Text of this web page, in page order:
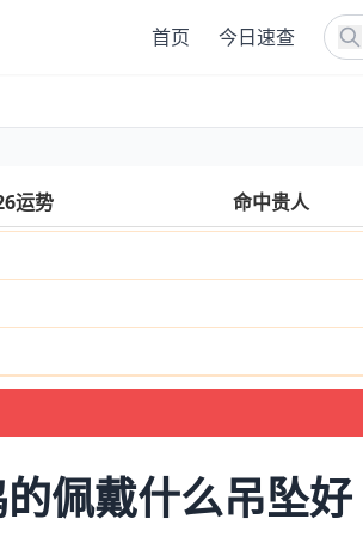
首页 今日速查
运势 命中贵人
佩戴什么吊坠好